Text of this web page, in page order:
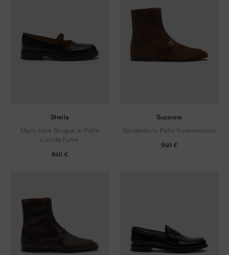
Sheila
Mary Jane Brogue in Pelle
Lucida Fumé
840 €
Suzanne
Stivaletto in Pelle Scamosciata
940 €